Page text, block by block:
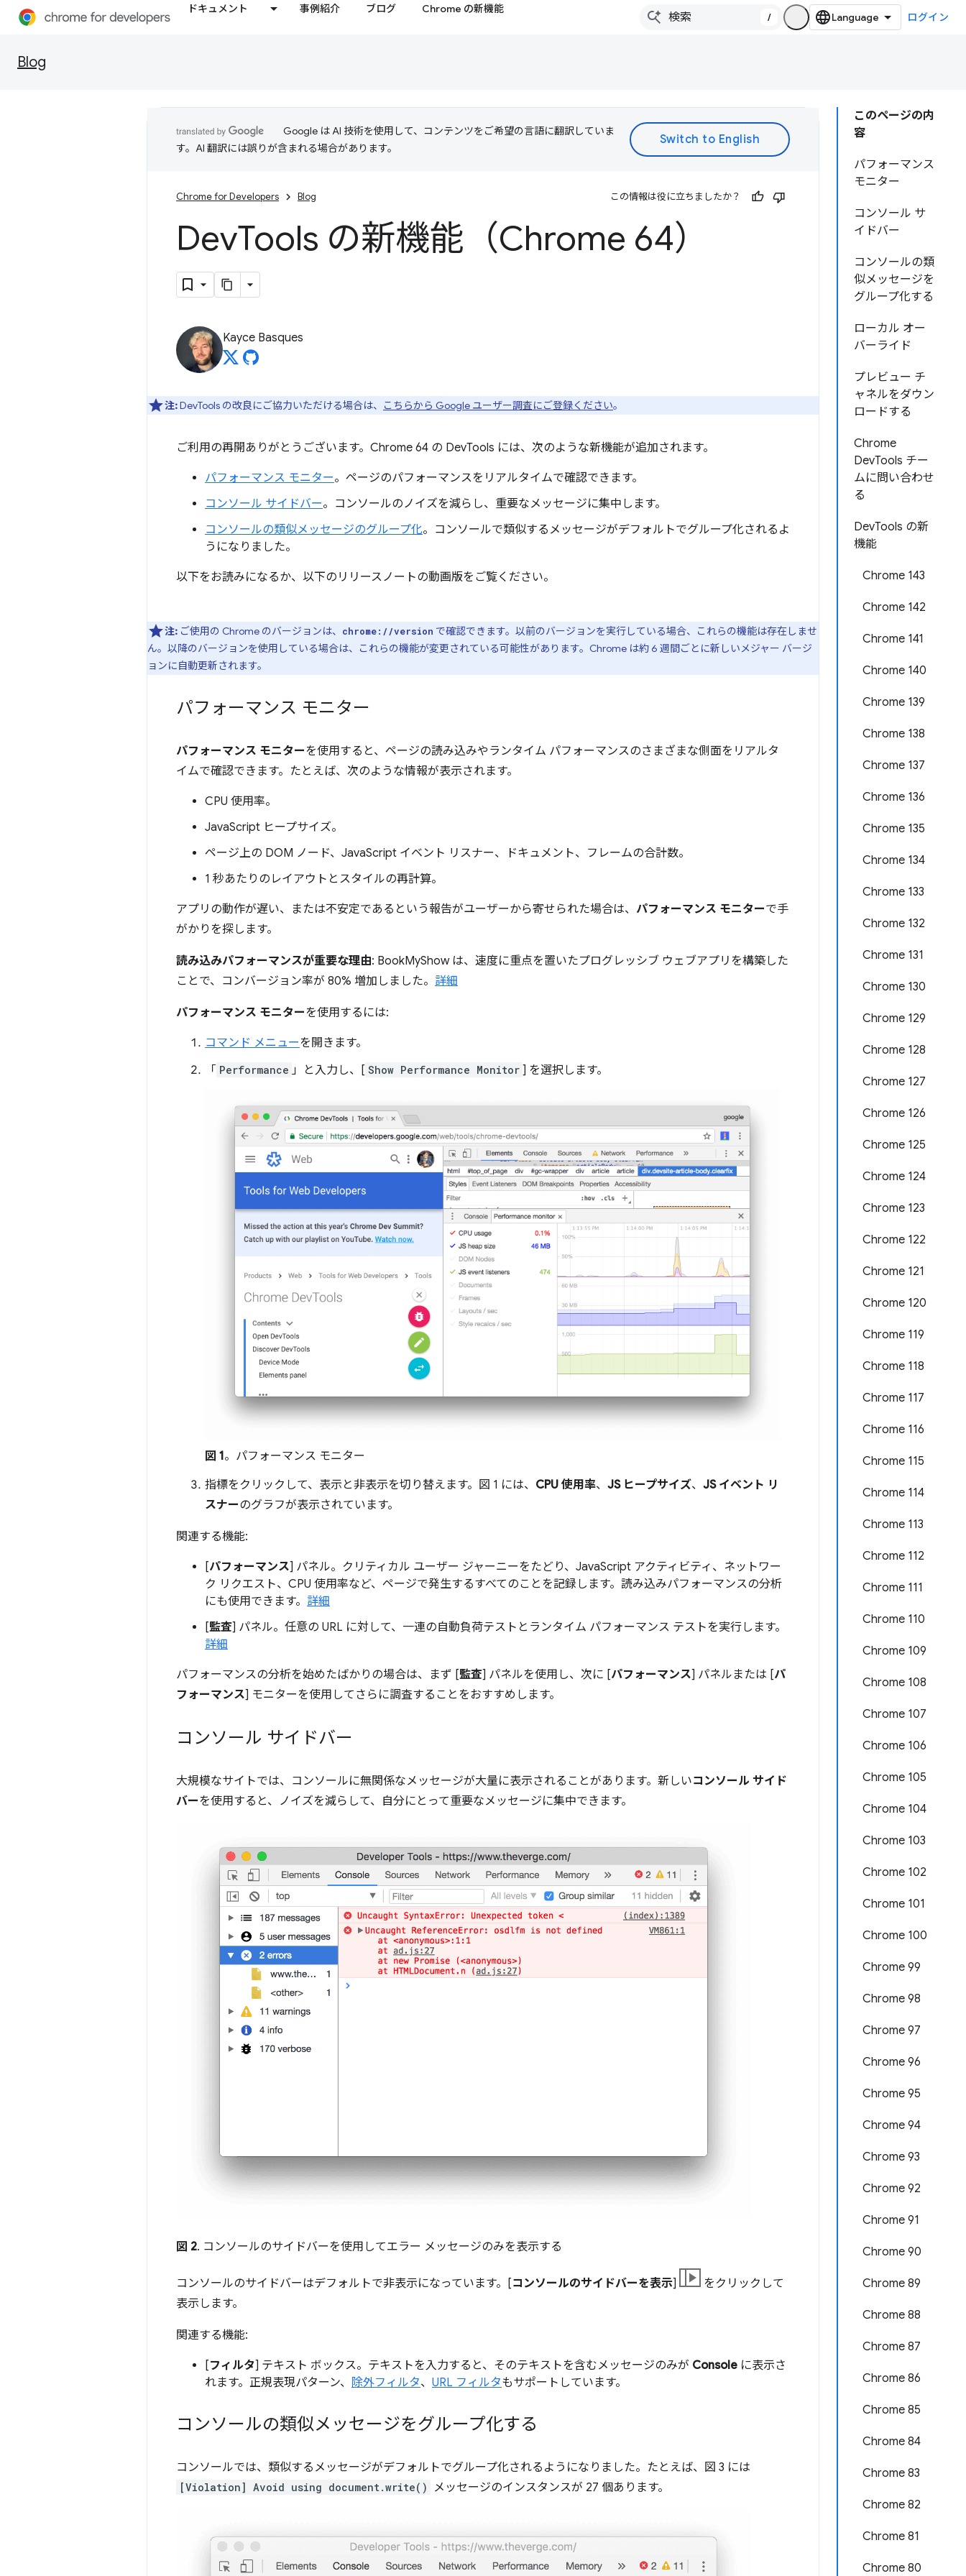
ドキュメント 事例紹介 ブログ Chrome の新機能
/ ログイン
Blog
このページの内
容
パフォーマンス
モニター
コンソール サ
イドバー
コンソールの類
似メッセージを
グループ化する
ローカル オー
バーライド
プレビュー チ
ャネルをダウン
ロードする
Chrome
DevTools チー
ムに問い合わせ
る
DevTools の新
機能
Chrome 143
Chrome 142
Chrome 141
Chrome 140
Chrome 139
Chrome 138
Chrome 137
Chrome 136
Chrome 135
Chrome 134
Chrome 133
Chrome 132
Chrome 131
Chrome 130
Chrome 129
Chrome 128
Chrome 127
Chrome 126
Chrome 125
Chrome 124
Chrome 123
Chrome 122
Chrome 121
Chrome 120
Chrome 119
Chrome 118
Chrome 117
Chrome 116
Chrome 115
Chrome 114
Chrome 113
Chrome 112
Chrome 111
Chrome 110
Chrome 109
Chrome 108
Chrome 107
Chrome 106
Chrome 105
Chrome 104
Chrome 103
Chrome 102
Chrome 101
Chrome 100
Chrome 99
Chrome 98
Chrome 97
Chrome 96
Chrome 95
Chrome 94
Chrome 93
Chrome 92
Chrome 91
Chrome 90
Chrome 89
Chrome 88
Chrome 87
Chrome 86
Chrome 85
Chrome 84
Chrome 83
Chrome 82
Chrome 81
Chrome 80
Google は AI 技術を使用して、コンテンツをご希望の言語に翻訳していま
す。AI 翻訳には誤りが含まれる場合があります。
Chrome for Developers Blog この情報は役に立ちましたか？
DevTools の新機能（Chrome 64）
Kayce Basques
注:DevTools の改良にご協力いただける場合は、 こちらから Google ユーザー調査にご登録ください。
ご利用の再開ありがとうございます。Chrome 64 の DevTools には、次のような新機能が追加されます。
パフォーマンス モニター。ページのパフォーマンスをリアルタイムで確認できます。
コンソール サイドバー。コンソールのノイズを減らし、重要なメッセージに集中します。
コンソールの類似メッセージのグループ化。コンソールで類似するメッセージがデフォルトでグループ化されるよ
うになりました。
以下をお読みになるか、以下のリリースノートの動画版をご覧ください。
注: ご使用の Chrome のバージョンは、 chrome://version で確認できます。以前のバージョンを実行している場合、これらの機能は存在しませ
ん。以降のバージョンを使用している場合は、これらの機能が変更されている可能性があります。Chrome は約 6 週間ごとに新しいメジャー バージ
ョンに自動更新されます。
パフォーマンス モニター
パフォーマンス モニターを使用すると、ページの読み込みやランタイム パフォーマンスのさまざまな側面をリアルタ
イムで確認できます。たとえば、次のような情報が表示されます。
CPU 使用率。
JavaScript ヒープサイズ。
ページ上の DOM ノード、JavaScript イベント リスナー、ドキュメント、フレームの合計数。
1 秒あたりのレイアウトとスタイルの再計算。
アプリの動作が遅い、または不安定であるという報告がユーザーから寄せられた場合は、 パフォーマンス モニターで手
がかりを探します。
読み込みパフォーマンスが重要な理由: BookMyShow は、速度に重点を置いたプログレッシブ ウェブアプリを構築した
ことで、コンバージョン率が 80% 増加しました。 詳細
パフォーマンス モニターを使用するには:
コマンド メニューを開きます。
「 Performance 」と入力し、[ Show Performance Monitor ] を選択します。
図 1。パフォーマンス モニター
指標をクリックして、表示と非表示を切り替えます。図 1 には、 CPU 使用率、 JS ヒープサイズ、 JS イベント リ
スナーのグラフが表示されています。
関連する機能:
[パフォーマンス] パネル。クリティカル ユーザー ジャーニーをたどり、JavaScript アクティビティ、ネットワー
ク リクエスト、CPU 使用率など、ページで発生するすべてのことを記録します。読み込みパフォーマンスの分析
にも使用できます。 詳細
[監査] パネル。任意の URL に対して、一連の自動負荷テストとランタイム パフォーマンス テストを実行します。
詳細
パフォーマンスの分析を始めたばかりの場合は、まず [監査] パネルを使用し、次に [パフォーマンス] パネルまたは [パ
フォーマンス] モニターを使用してさらに調査することをおすすめします。
コンソール サイドバー
大規模なサイトでは、コンソールに無関係なメッセージが大量に表示されることがあります。新しいコンソール サイド
バーを使用すると、ノイズを減らして、自分にとって重要なメッセージに集中できます。
図 2. コンソールのサイドバーを使用してエラー メッセージのみを表示する
コンソールのサイドバーはデフォルトで非表示になっています。[コンソールのサイドバーを表示]
をクリックして
表示します。
関連する機能:
[フィルタ] テキスト ボックス。テキストを入力すると、そのテキストを含むメッセージのみが Console に表示さ
れます。正規表現パターン、 除外フィルタ、 URL フィルタもサポートしています。
コンソールの類似メッセージをグループ化する
コンソールでは、類似するメッセージがデフォルトでグループ化されるようになりました。たとえば、図 3 には
[Violation] Avoid using document.write() メッセージのインスタンスが 27 個あります。